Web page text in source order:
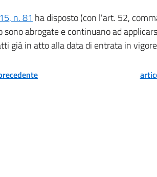
n. 81 ha disposto (con l'art. 52,
sono abrogate e continuano ad
già in atto alla data di entrata in